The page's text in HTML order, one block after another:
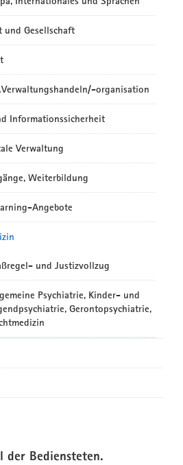
und Gesellschaft
organisation
Informationssicherheit
Verwaltung
Weiterbildung
Angebote
und Justizvollzug
Psychiatrie, Kinder- und
Gerontopsychiatrie,
der Bediensteten.